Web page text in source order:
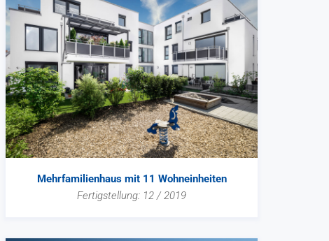
Mehrfamilienhaus mit 11 Wohneinheiten
Fertigstellung: 12 / 2019